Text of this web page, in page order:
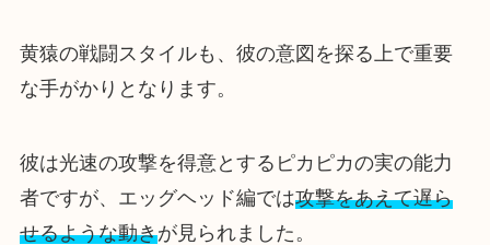
黄猿の戦闘スタイルも、彼の意図を探る上で重要
な手がかりとなります。
彼は光速の攻撃を得意とするピカピカの実の能力
者ですが、エッグヘッド編では攻撃をあえて遅ら
せるような動きが見られました。